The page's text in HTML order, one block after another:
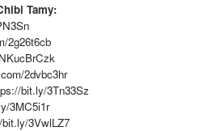
Tamy:
2g26t6cb
2dvbc3hr
bit.ly/3Tn33Sz
3MC5i1r
3VwlLZ7